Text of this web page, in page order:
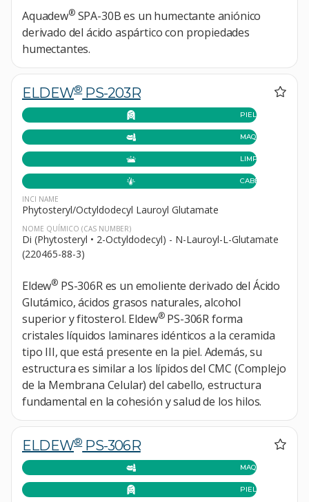
Aquadew®SPA-30B es un humectante aniónico
derivado del ácido aspártico con propiedades
humectantes.
ELDEW®PS-203R
PIEL
MAQUILLAJE
LIMPIEZA
CABELLO
INCI NAME
Phytosteryl/Octyldodecyl Lauroyl Glutamate
NOME QUÍMICO (CAS NUMBER)
Di (Phytosteryl • 2-Octyldodecyl) - N-Lauroyl-L-Glutamate
(220465-88-3)
Eldew® PS-306R es un emoliente derivado del Ácido
Glutámico, ácidos grasos naturales, alcohol
superior y fitosterol. Eldew®PS-306R forma
cristales líquidos laminares idénticos a la ceramida
tipo III, que está presente en la piel. Además, su
estructura es similar a los lípidos del CMC (Complejo
de la Membrana Celular) del cabello, estructura
fundamental en la cohesión y salud de los hilos.
ELDEW®PS-306R
MAQUILLAJE
PIEL